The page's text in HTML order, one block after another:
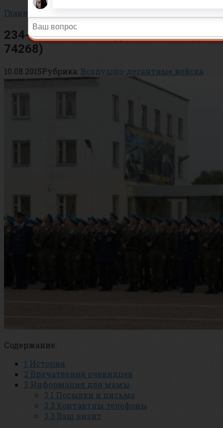
Главная
234-й десантно-штурмовой полк (в/ч
74268)
10.08.2015Рубрика: Воздушно-десантные войска
Содержание:
1 История
2 Впечатления очевидцев
3 Информация для мамы
3.1 Посылки и письма
3.2 Контактны телефоны
3.3 Ваш визит